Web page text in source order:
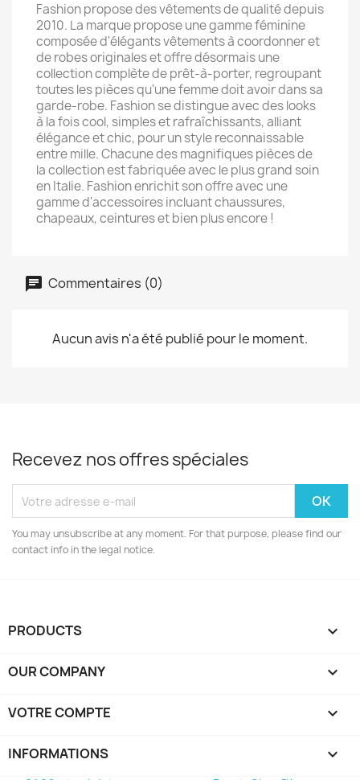
Fashion propose des vêtements de qualité depuis
2010. La marque propose une gamme féminine
composée d'élégants vêtements à coordonner et
de robes originales et offre désormais une
collection complète de prêt-à-porter, regroupant
toutes les pièces qu'une femme doit avoir dans sa
garde-robe. Fashion se distingue avec des looks
à la fois cool, simples et rafraîchissants, alliant
élégance et chic, pour un style reconnaissable
entre mille. Chacune des magnifiques pièces de
la collection est fabriquée avec le plus grand soin
en Italie. Fashion enrichit son offre avec une
gamme d'accessoires incluant chaussures,
chapeaux, ceintures et bien plus encore !
Commentaires (0)
Aucun avis n'a été publié pour le moment.
Recevez nos offres spéciales
You may unsubscribe at any moment. For that purpose, please find our
contact info in the legal notice.
PRODUCTS 
OUR COMPANY 
VOTRE COMPTE 
INFORMATIONS keyboard_arrow_down